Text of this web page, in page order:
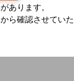
あります。
ら確認させていた